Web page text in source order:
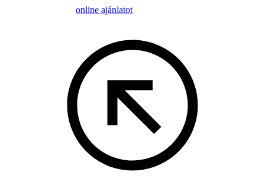
online ajánlatot